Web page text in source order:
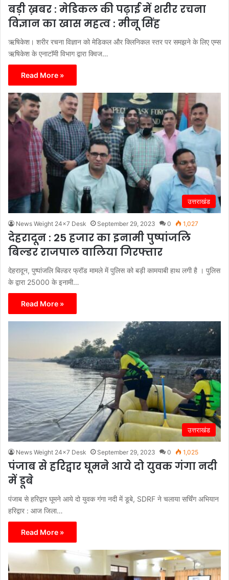
बड़ी ख़बर : मेडिकल की पढ़ाई में शरीर रचना
विज्ञान का खास महत्व : मीनू सिंह
ऋषिकेश। शरीर रचना विज्ञान को मेडिकल और क्लिनिकल स्तर पर समझने के लिए एम्स
ऋषिकेश के एनाटाॅमी विभाग द्वारा क्विज…
Read More »
उत्तराखंड
News Weight 24x7 Desk September 29, 2023 0 1,027
देहरादून : 25 हजार का इनामी पुष्पांजलि
बिल्डर राजपाल वालिया गिरफ्तार
देहरादून, पुष्पांजलि बिल्डर फ्रॉड मामले में पुलिस को बड़ी कामयाबी हाथ लगी है । पुलिस
के द्वारा 25000 के इनामी…
Read More »
उत्तराखंड
News Weight 24x7 Desk September 29, 2023 0 1,025
पंजाब से हरिद्वार घूमने आये दो युवक गंगा नदी
में डूबे
पंजाब से हरिद्वार घूमने आये दो युवक गंगा नदी में डूबे, SDRF ने चलाया सर्चिंग अभियान
हरिद्वार : आज जिला…
Read More »